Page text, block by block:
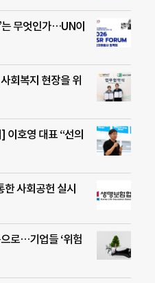
는 무엇인가…UN이
회복지 현장을 위
이호영 대표 “선의
한 사회공헌 실시
로…기업들 ‘위험